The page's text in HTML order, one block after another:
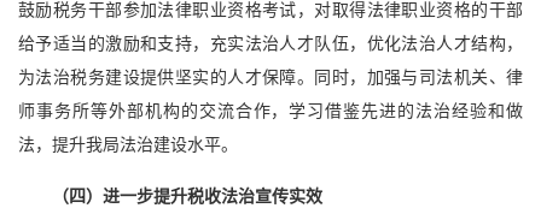
鼓励税务干部参加法律职业资格考试，对取得法律职业资格的干部
给予适当的激励和支持，充实法治人才队伍，优化法治人才结构，
为法治税务建设提供坚实的人才保障。同时，加强与司法机关、律
师事务所等外部机构的交流合作，学习借鉴先进的法治经验和做
法，提升我局法治建设水平。
（四）进一步提升税收法治宣传实效